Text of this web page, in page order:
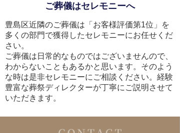
ご葬儀はセレモニーへ
豊島区近隣のご葬儀は「お客様評価第1位」を
多くの部門で獲得したセレモニーにお任せくだ
さい。
ご葬儀は日常的なものではございませんので、
わからないこともあるかと思います。そのよう
な時は是非セレモニーにご相談ください。経験
豊富な葬祭ディレクターが丁寧にご説明させて
いただきます。